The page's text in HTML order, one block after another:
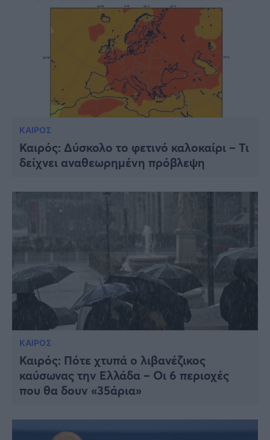
ΚΑΙΡΟΣ
Καιρός: Δύσκολο το φετινό καλοκαίρι – Τι
δείχνει αναθεωρημένη πρόβλεψη
ΚΑΙΡΟΣ
Καιρός: Πότε χτυπά ο λιβανέζικος
καύσωνας την Ελλάδα – Οι 6 περιοχές
που θα δουν «35άρια»